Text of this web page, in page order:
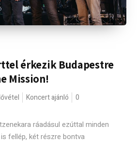
érkezik Budapestre
Mission!
Koncert ajánló
0
ráadásul ezúttal minden
fellép, két részre bontva